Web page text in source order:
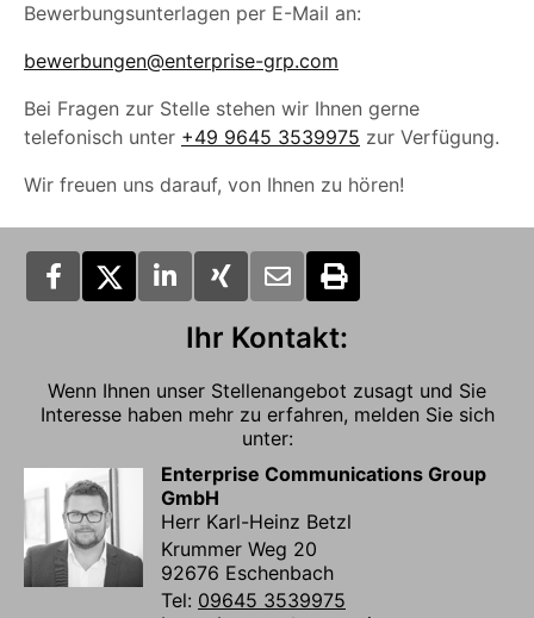
Bewerbungsunterlagen per E-Mail an:
bewerbungen@enterprise-grp.com
Bei Fragen zur Stelle stehen wir Ihnen gerne
telefonisch unter +49 9645 3539975 zur Verfügung.
Wir freuen uns darauf, von Ihnen zu hören!
Ihr Kontakt:
Wenn Ihnen unser Stellenangebot zusagt und Sie
Interesse haben mehr zu erfahren, melden Sie sich
unter:
Enterprise Communications Group
GmbH
Herr Karl-Heinz Betzl
Krummer Weg 20
92676 Eschenbach
Tel: 09645 3539975